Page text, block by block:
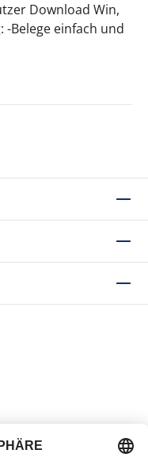
Download Win,
Belege einfach und